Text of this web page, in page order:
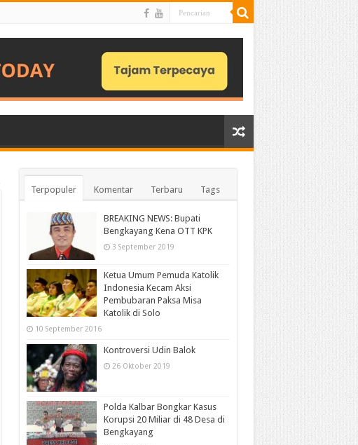
Terpopuler Komentar Terbaru Tags
BREAKING NEWS: Bupati
Bengkayang Kena OTT KPK
3 September 2019
Ketua Umum Pemuda Katolik
Indonesia Kecam Aksi
Pembubaran Paksa Misa
Katolik di Solo
10 September 2016
Kontroversi Udin Balok
26 Oktober 2019
Polda Kalbar Bongkar Kasus
Korupsi 20 Miliar di 48 Desa di
Bengkayang